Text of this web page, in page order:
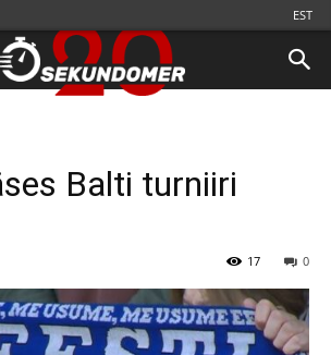
EST
Balti turniiri
0
17